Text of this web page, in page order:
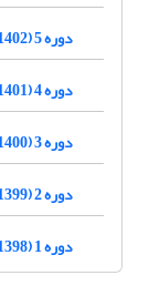
دوره 5 (1402)
دوره 4 (1401)
دوره 3 (1400)
دوره 2 (1399)
دوره 1 (1398)